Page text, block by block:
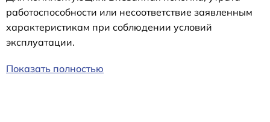
работоспособности или несоответствие заявленным
характеристикам при соблюдении условий
эксплуатации.
Показать полностью